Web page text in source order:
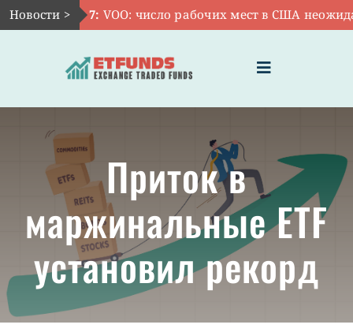
Skip
to
Новости >
Авг 7: VOO: число рабочих мест в США
Toggle
Navigation
ГЛАВНАЯ
ЧТО ТАКОЕ ETF
ИНВЕСТИЦИИ В ETF
ТЕМАТИЧЕСКИЕ ETF
Приток в
маржинальные ETF
установил рекорд